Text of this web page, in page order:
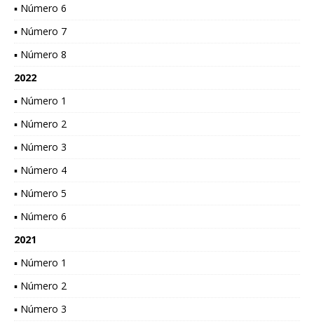
▪ Número 6
▪ Número 7
▪ Número 8
2022
▪ Número 1
▪ Número 2
▪ Número 3
▪ Número 4
▪ Número 5
▪ Número 6
2021
▪ Número 1
▪ Número 2
▪ Número 3